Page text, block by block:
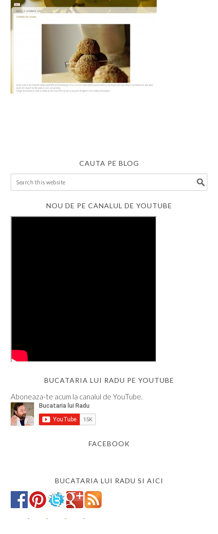
CAUTA PE BLOG
NOU DE PE CANALUL DE YOUTUBE
BUCATARIA LUI RADU PE YOUTUBE
Aboneaza-te acum la canalul de YouTube.
FACEBOOK
BUCATARIA LUI RADU SI AICI